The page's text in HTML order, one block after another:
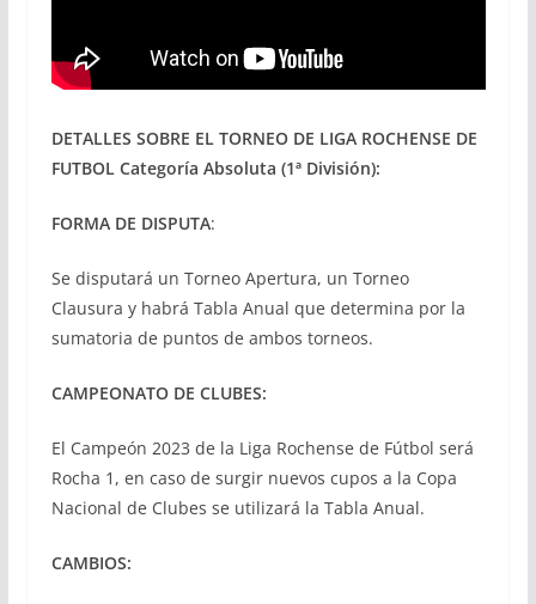
DETALLES SOBRE EL TORNEO DE LIGA ROCHENSE DE
FUTBOL Categoría Absoluta (1ª División):
FORMA DE DISPUTA:
Se disputará un Torneo Apertura, un Torneo
Clausura y habrá Tabla Anual que determina por la
sumatoria de puntos de ambos torneos.
CAMPEONATO DE CLUBES:
El Campeón 2023 de la Liga Rochense de Fútbol será
Rocha 1, en caso de surgir nuevos cupos a la Copa
Nacional de Clubes se utilizará la Tabla Anual.
CAMBIOS: